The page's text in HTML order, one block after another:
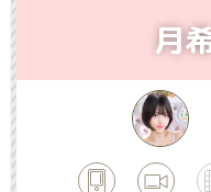
月